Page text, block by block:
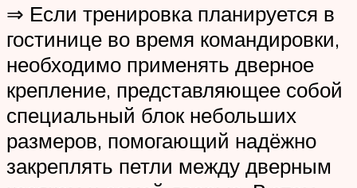
⇒ Если тренировка планируется в
гостинице во время командировки,
необходимо применять дверное
крепление, представляющее собой
специальный блок небольших
размеров, помогающий надёжно
закреплять петли между дверным